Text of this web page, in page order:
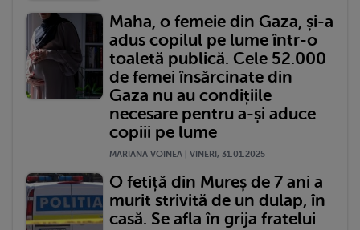
Maha, o femeie din Gaza, și-a
adus copilul pe lume într-o
toaletă publică. Cele 52.000
de femei însărcinate din
Gaza nu au condițiile
necesare pentru a-și aduce
copiii pe lume
MARIANA VOINEA | VINERI, 31.01.2025
O fetiță din Mureș de 7 ani a
murit strivită de un dulap, în
casă. Se afla în grija fratelui